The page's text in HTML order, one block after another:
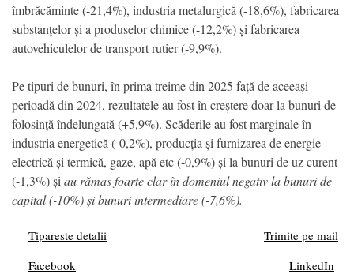
îmbrăcăminte (-21,4%), industria metalurgică (-18,6%), fabricarea
substanțelor și a produselor chimice (-12,2%) și fabricarea
autovehiculelor de transport rutier (-9,9%).
Pe tipuri de bunuri, în prima treime din 2025 față de aceeași
perioadă din 2024, rezultatele au fost în creștere doar la bunuri de
folosință îndelungată (+5,9%). Scăderile au fost marginale în
industria energetică (-0,2%), producția și furnizarea de energie
electrică și termică, gaze, apă etc (-0,9%) și la bunuri de uz curent
(-1,3%) și au rămas foarte clar în domeniul negativ la bunuri de
capital (-10%) și bunuri intermediare(-7,6%).
Tipareste detalii
Trimite pe mail
Facebook
LinkedIn